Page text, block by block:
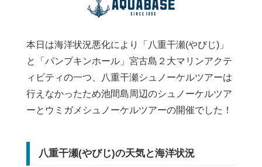
本日は海洋状況悪化により「八重干瀬(やびじ)」
と「パンプキンホール」宮古島２大マリンアクテ
ィビティの一つ、八重干瀬シュノーケルツアーは
行えなかったため池間島周辺のシュノーケルツア
ーとウミガメシュノーケルツアーの開催でした！
八重干瀬(やびじ)の天気と海洋状況